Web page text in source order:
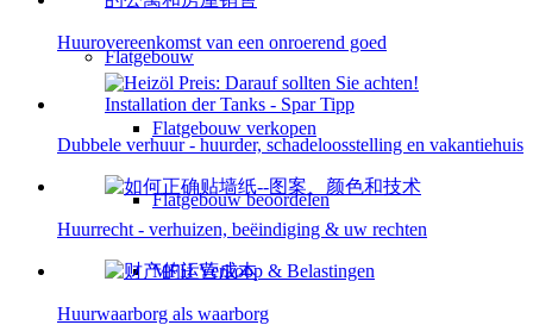
Flatgebouw
Flatgebouw verkopen
Flatgebouw beoordelen
MFH Verkoop & Belastingen
Huurovereenkomst van een onroerend goed
Dubbele verhuur - huurder, schadeloosstelling en vakantiehuis
Huurrecht - verhuizen, beëindiging & uw rechten
Huurwaarborg als waarborg